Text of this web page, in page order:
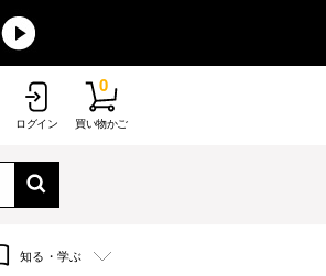
ログイン 買い物かご
0
知る・学ぶ